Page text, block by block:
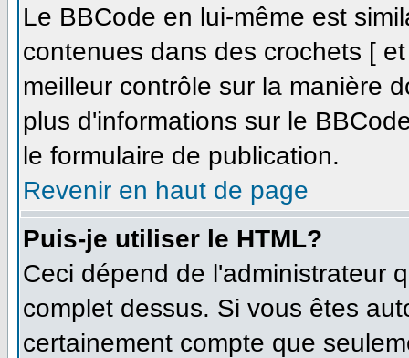
Le BBCode en lui-même est
contenues dans des crochets [
meilleur contrôle sur la manière
plus d'informations sur le
le formulaire de publication.
Revenir en haut de page
Puis-je utiliser le HTML?
Ceci dépend de l'administrateur
complet dessus. Si vous êtes
certainement compte que